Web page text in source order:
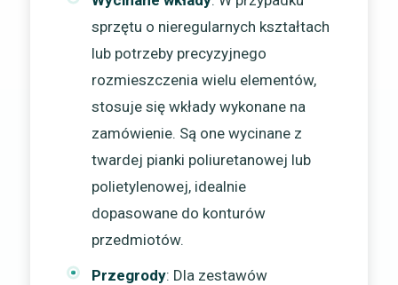
sprzętu o nieregularnych kształtach
lub potrzeby precyzyjnego
rozmieszczenia wielu elementów,
stosuje się wkłady wykonane na
zamówienie. Są one wycinane z
twardej pianki poliuretanowej lub
polietylenowej, idealnie
dopasowane do konturów
przedmiotów.
Przegrody: Dla zestawów